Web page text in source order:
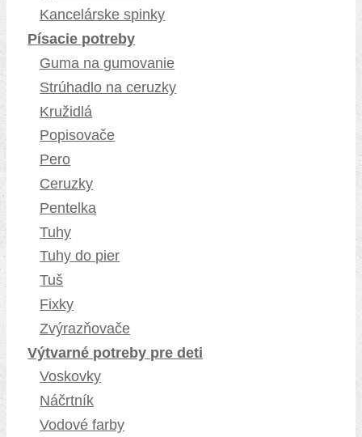
Kancelárske spinky
Písacie potreby
Guma na gumovanie
Strúhadlo na ceruzky
Kružidlá
Popisovače
Pero
Ceruzky
Pentelka
Tuhy
Tuhy do pier
Tuš
Fixky
Zvýrazňovače
Výtvarné potreby pre deti
Voskovky
Náčrtník
Vodové farby